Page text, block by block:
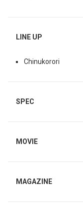
LINE UP
Chinukorori
SPEC
MOVIE
MAGAZINE